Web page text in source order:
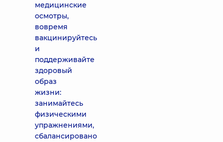
медицинские
осмотры,
вовремя
вакцинируйтесь
и
поддерживайте
здоровый
образ
жизни:
занимайтесь
физическими
упражнениями,
сбалансировано